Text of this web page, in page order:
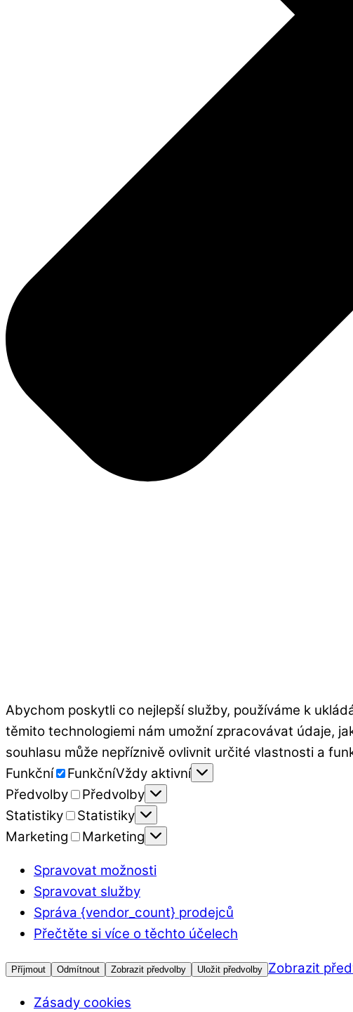
Abychom poskytli co nejlepší služby, používáme k
těmito technologiemi nám umožní zpracovávat údaje,
souhlasu může nepříznivě ovlivnit určité vlastnosti a
Funkční
FunkčníVždy aktivní
Předvolby
Předvolby
Statistiky
Statistiky
Marketing
Marketing
Spravovat možnosti
Spravovat služby
Správa {vendor_count} prodejců
Přečtěte si více o těchto účelech
Příjmout Odmítnout Zobrazit předvolby Uložit předvolby Zobrazit
Zásady cookies